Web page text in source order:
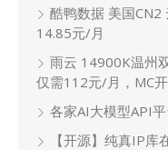
酷鸭数据 美国
14.85元/月
雨云 14900K温州
仅需112元/月，MC
各家AI大模型API
【开源】纯真IP库